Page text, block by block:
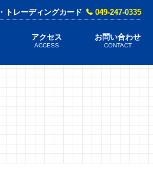
レーディングカード 049-247-0335
アクセス
ACCESS
お問い合わせ
CONTACT